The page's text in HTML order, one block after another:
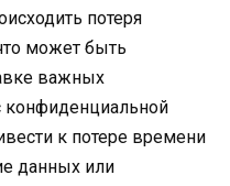
потеря
может быть
важных
конфиденциальной
к потере времени
данных или